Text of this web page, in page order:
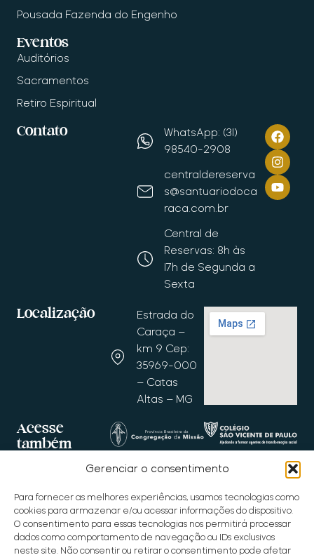
Gerenciar o consentimento
Para fornecer as melhores experiências, usamos tecnologias como
cookies para armazenar e/ou acessar informações do dispositivo.
O consentimento para essas tecnologias nos permitirá processar
dados como comportamento de navegação ou IDs exclusivos
neste site. Não consentir ou retirar o consentimento pode afetar
Pousada Fazenda do Engenho
Eventos
Auditórios
Sacramentos
Retiro Espiritual
Contato
WhatsApp: (31)
98540-2908
centraldereserva
s@santuariodoca
raca.com.br
Central de
Reservas: 8h às
17h de Segunda a
Sexta
Localização
Estrada do
Caraça –
km 9 Cep:
35969-000
– Catas
Altas – MG
Acesse
também